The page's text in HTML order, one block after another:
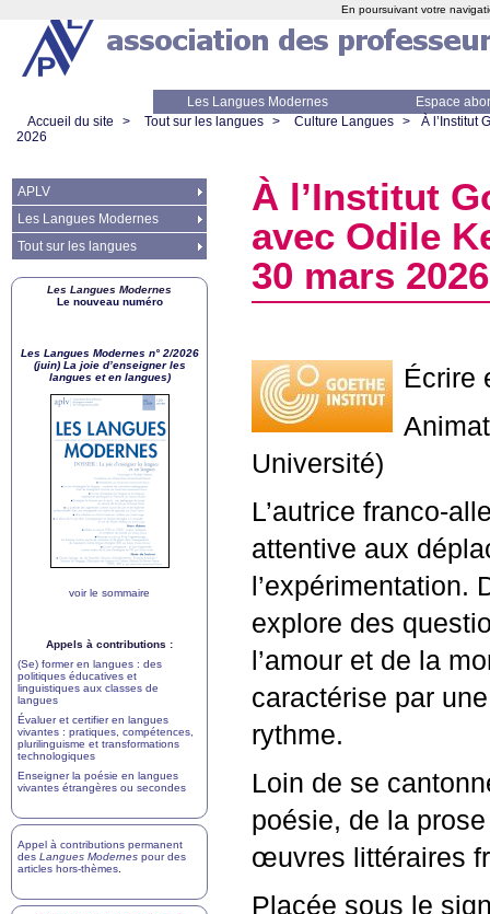
Les Langues Modernes
Espace
Accueil du site
> Tout sur les langues > Culture Langues >
À l’Institut
2026
À l’Institut
avec Odile
30 mars 2026
Écrire
Université)
L’autrice franco-
attentive aux
explore des
l’amour et de la
caractérise par
rythme.
Loin de se
poésie, de la
œuvres littéraires
Placée sous le
APLV
Les Langues Modernes
Tout sur les langues
Les Langues Modernes
Le nouveau numéro
Les Langues Modernes n° 2/2026
(juin) La joie d’enseigner les
langues et en langues)
voir le sommaire
Appels à contributions :
(Se) former en langues : des
politiques éducatives et
linguistiques aux classes de
langues
Évaluer et certifier en langues
vivantes : pratiques, compétences,
plurilinguisme et transformations
technologiques
Enseigner la poésie en langues
vivantes étrangères ou secondes
Appel à contributions permanent
des Langues Modernes pour des
articles hors-thèmes
En poursuivant votre